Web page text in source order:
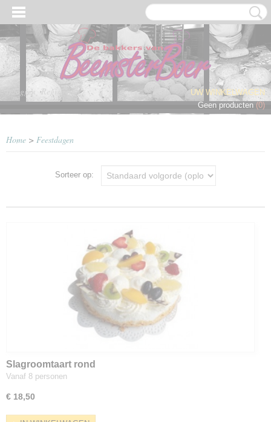
Inloggen Registreren
UW WINKELWAGEN
Geen producten (0)
Home > Feestdagen
Sorteer op:
Slagroomtaart rond
Vanaf 8 personen
€ 18,50